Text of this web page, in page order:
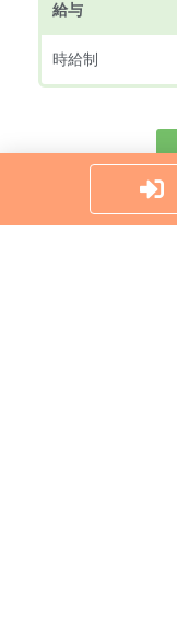
給与
時給制